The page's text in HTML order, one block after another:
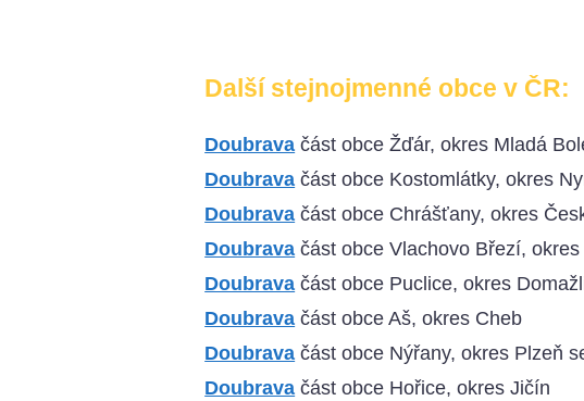
Další stejnojmenné obce v ČR:
Doubrava část obce Žďár, okres Mladá
Doubrava část obce Kostomlátky, okres
Doubrava část obce Chrášťany, okres
Doubrava část obce Vlachovo Březí,
Doubrava část obce Puclice, okres
Doubrava část obce Aš, okres Cheb
Doubrava část obce Nýřany, okres Plzeň
Doubrava část obce Hořice, okres Jičín